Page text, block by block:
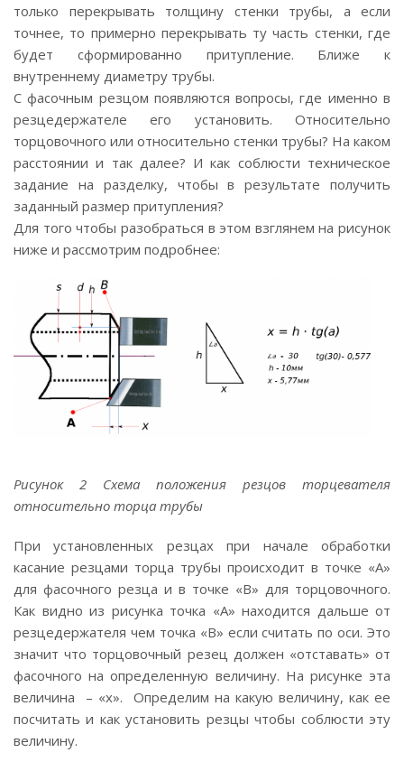
только перекрывать толщину стенки трубы, а если
точнее, то примерно перекрывать ту часть стенки, где
будет сформированно притупление. Ближе к
внутреннему диаметру трубы.
С фасочным резцом появляются вопросы, где именно в
резцедержателе его установить. Относительно
торцовочного или относительно стенки трубы? На каком
расстоянии и так далее? И как соблюсти техническое
задание на разделку, чтобы в результате получить
заданный размер притупления?
Для того чтобы разобраться в этом взглянем на рисунок
ниже и рассмотрим подробнее:
Рисунок 2 Схема положения резцов торцевателя
относительно торца трубы
При установленных резцах при начале обработки
касание резцами торца трубы происходит в точке «А»
для фасочного резца и в точке «В» для торцовочного.
Как видно из рисунка точка «А» находится дальше от
резцедержателя чем точка «В» если считать по оси. Это
значит что торцовочный резец должен «отставать» от
фасочного на определенную величину. На рисунке эта
величина – «х». Определим на какую величину, как ее
посчитать и как установить резцы чтобы соблюсти эту
величину.